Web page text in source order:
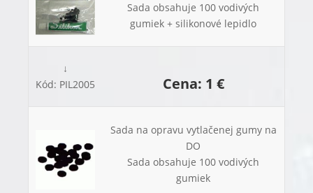
Sada obsahuje 100 vodivých
gumiek + silikonové lepidlo
↓
Kód: PIL2005
Cena: 1 €
Sada na opravu vytlačenej gumy na
DO
Sada obsahuje 100 vodivých
gumiek